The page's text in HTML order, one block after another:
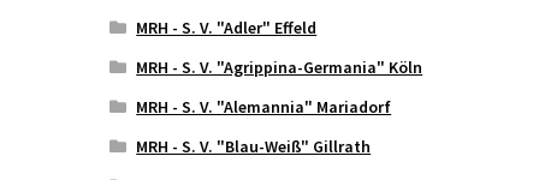
MRH - S. V. "Adler" Effeld
MRH - S. V. "Agrippina-Germania" Köln
MRH - S. V. "Alemannia" Mariadorf
MRH - S. V. "Blau-Weiß" Gillrath